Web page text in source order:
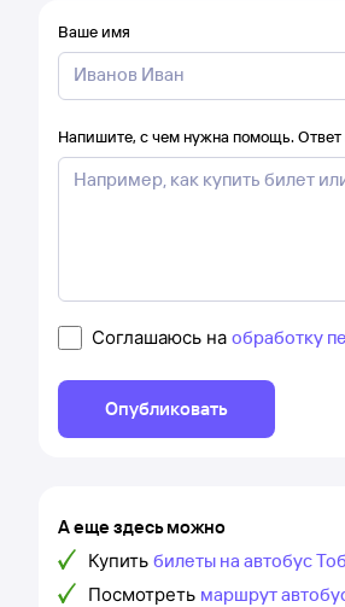
Ваше имя
Напишите, с чем нужна помощь. Ответ
Соглашаюсь на обработку
Опубликовать
А еще здесь можно
Купить билеты на автобус
Посмотреть маршрут